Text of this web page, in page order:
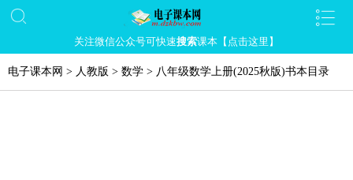
关注微信公众号可快速搜索课本【点击这里】
电子课本网 > 人教版 > 数学 > 八年级数学上册(2025秋版)书本目录